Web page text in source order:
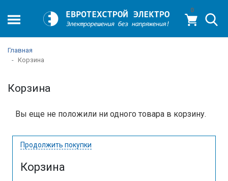
0
Главная
Корзина
Корзина
Вы еще не положили ни одного товара в корзину.
Продолжить покупки
Корзина